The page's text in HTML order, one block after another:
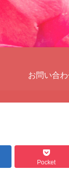
お問い合
Pocket